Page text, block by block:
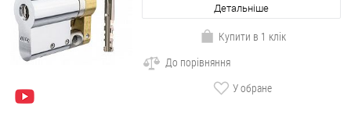
Детальніше
Купити в 1 клік
До порівняння
У обране